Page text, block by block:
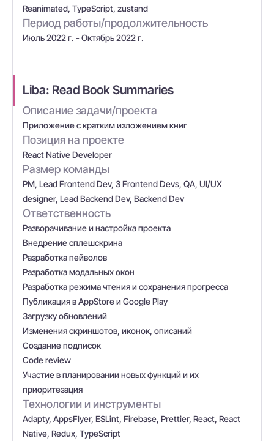
Reanimated, TypeScript, zustand
Период работы/продолжительность
Июль 2022 г. - Октябрь 2022 г.
Liba: Read Book Summaries
Описание задачи/проекта
Приложение с кратким изложением книг
Позиция на проекте
React Native Developer
Размер команды
PM, Lead Frontend Dev, 3 Frontend Devs, QA, UI/UX
designer, Lead Backend Dev, Backend Dev
Ответственность
Разворачивание и настройка проекта
Внедрение сплешскрина
Разработка пейволов
Разработка модальных окон
Разработка режима чтения и сохранения прогресса
Публикация в AppStore и Google Play
Загрузку обновлений
Изменения скриншотов, иконок, описаний
Создание подписок
Code review
Участие в планировании новых функций и их
приоритезация
Технологии и инструменты
Adapty, AppsFlyer, ESLint, Firebase, Prettier, React, React
Native, Redux, TypeScript